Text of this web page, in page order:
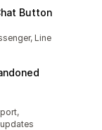
Button
Line